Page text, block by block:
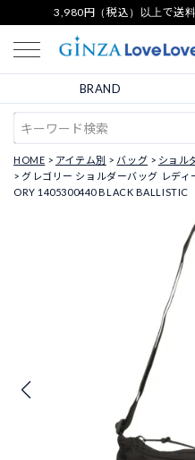
3,980円（税込）以上で送
BRAND
HOME アイテム別 バッグ
ショル
グレゴリー ショルダーバッグ レディ
ORY 1405300440 BLACK BALLISTIC